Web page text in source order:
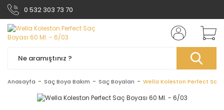
0 532 303 73 70
Anasayfa Saç Boya Bakım Saç Boyaları Wella Koleston Perfect Saç